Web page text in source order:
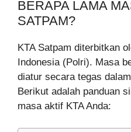
BERAPA LAMA
SATPAM?
KTA Satpam diterbitkan
Indonesia (Polri). Masa
diatur secara tegas
Berikut adalah panduan
masa aktif KTA Anda: